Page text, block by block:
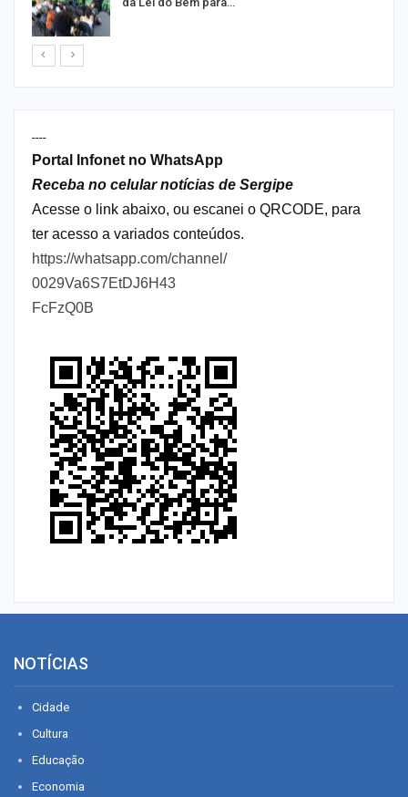
----
Portal Infonet no WhatsApp
Receba no celular notícias de Sergipe
Acesse o link abaixo, ou escanei o QRCODE, para
ter acesso a variados conteúdos.
https://whatsapp.com/channel/
0029Va6S7EtDJ6H43
FcFzQ0B
NOTÍCIAS
Cidade
Cultura
Educação
Economia